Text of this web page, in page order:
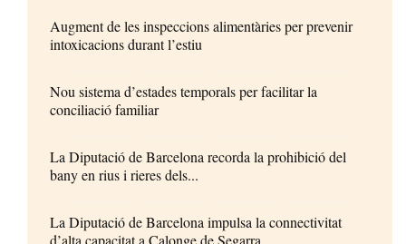
Augment de les inspeccions alimentàries per prevenir
intoxicacions durant l’estiu
Nou sistema d’estades temporals per facilitar la
conciliació familiar
La Diputació de Barcelona recorda la prohibició del
bany en rius i rieres dels...
La Diputació de Barcelona impulsa la connectivitat
d’alta capacitat a Calonge de Segarra